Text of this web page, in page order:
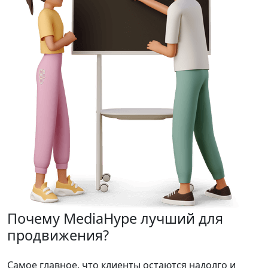
Почему MediaHype лучший для
продвижения?
Cамое главное, что клиенты остаются надолго и